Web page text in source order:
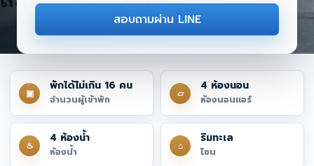
สอบถามผ่าน LINE
▣
พักได้ไม่เกิน 16 คน
จำนวนผู้เข้าพัก
▱
4 ห้องนอน
ห้องนอนแอร์
♨
4 ห้องน้ำ
ห้องน้ำ
⌂
ริมทะเล
โซน